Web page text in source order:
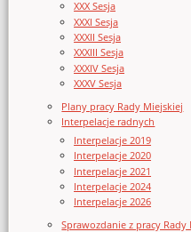
XXX Sesja
XXXI Sesja
XXXII Sesja
XXXIII Sesja
XXXIV Sesja
XXXV Sesja
Plany pracy Rady Miejskiej
Interpelacje radnych
Interpelacje 2019
Interpelacje 2020
Interpelacje 2021
Interpelacje 2024
Interpelacje 2026
Sprawozdanie z pracy